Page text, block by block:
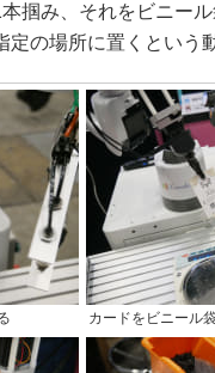
掴み、それをビニー
の場所に置くという
カードをビニール